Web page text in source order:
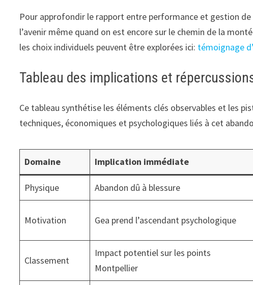
Pour approfondir le rapport entre performance et gestion
l’avenir même quand on est encore sur le chemin de la
les choix individuels peuvent être explorées ici: témoignage
Tableau des implications et
Ce tableau synthétise les éléments clés observables et les
techniques, économiques et psychologiques liés à cet
Domaine Implication immédiate
Physique Abandon dû à blessure
Motivation Gea prend l’ascendant psychologique
Classement
Impact potentiel sur les points
Montpellier